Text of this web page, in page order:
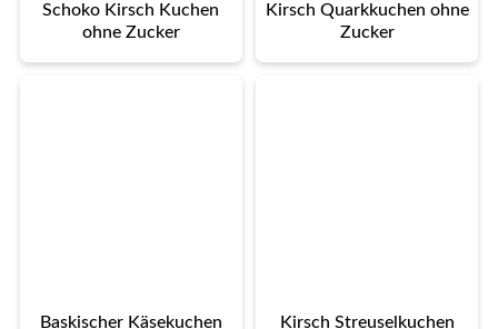
Schoko Kirsch Kuchen
ohne Zucker
Kirsch Quarkkuchen ohne
Zucker
Baskischer Käsekuchen Kirsch Streuselkuchen